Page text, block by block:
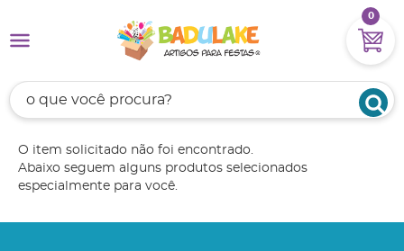
0
O item solicitado não foi encontrado.
Abaixo seguem alguns produtos selecionados
especialmente para você.